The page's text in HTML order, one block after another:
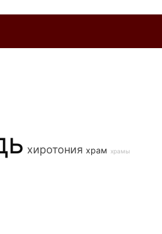
хиротония храм храмы